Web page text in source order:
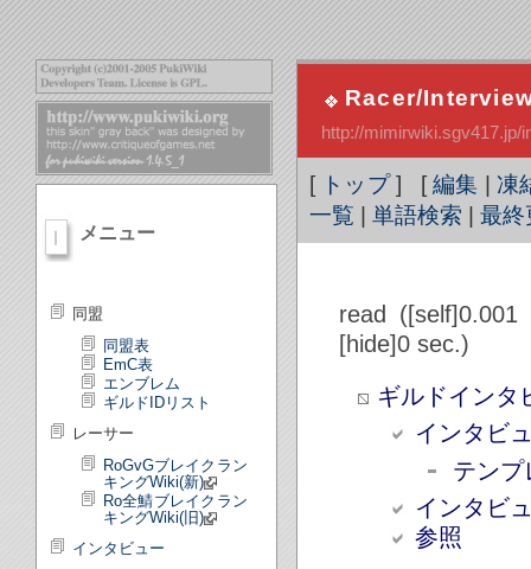
Racer/
http://mimirwiki.sgv417.jp/
[ トップ] [編集
凍
一覧
単語検索 最終
メニュー
同盟
同盟表
EmC表
エンブレム
ギルドIDリスト
レーサー
RoGvGブレイクラン
キングWiki(新)
Ro全鯖ブレイクラン
キングWiki(旧)
インタビュー
read
[hide]0 sec.)
ギルドインタ
インタビ
テンプ
インタビ
参照